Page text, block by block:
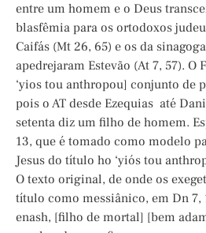
entre um homem e o Deus
blasfêmia para os ortodoxos
Caifás (Mt 26, 65) e os da
apedrejaram Estevão (At 7, 57). O
‘yios tou anthropou] conjunto de
pois o AT desde Ezequias até
setenta diz um filho de homem.
13, que é tomado como modelo
Jesus do título ho ‘yiós tou
O texto original, de onde os
título como messiânico, em Dn 7,
enash, [filho de mortal] [bem